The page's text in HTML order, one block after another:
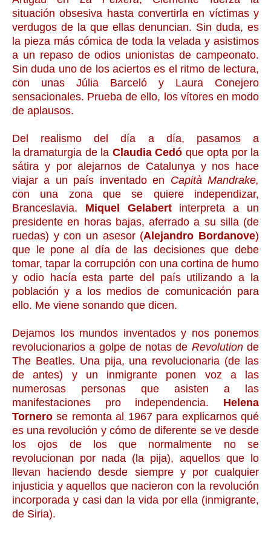
situación obsesiva hasta convertirla en víctimas y
verdugos de la que ellas denuncian. Sin duda, es
la pieza más cómica de toda la velada y asistimos
a un repaso de odios unionistas de campeonato.
Sin duda uno de los aciertos es el ritmo de lectura,
con unas Júlia Barceló y Laura Conejero
sensacionales. Prueba de ello, los vítores en modo
de aplausos.
Del realismo del día a día, pasamos a
la dramaturgia de la Claudia Cedó que opta por la
sátira y por alejarnos de Catalunya y nos hace
viajar a un país inventado en Capità Mandrake,
con una zona que se quiere independizar,
Branceslavia. Miquel Gelabertinterpreta a un
presidente en horas bajas, aferrado a su silla (de
ruedas) y con un asesor (Alejandro Bordanove)
que le pone al día de las decisiones que debe
tomar, tapar la corrupción con una cortina de humo
y odio hacía esta parte del país utilizando a la
población y a los medios de comunicación para
ello. Me viene sonando que dicen.
Dejamos los mundos inventados y nos ponemos
revolucionarios a golpe de notas de Revolutionde
The Beatles. Una pija, una revolucionaria (de las
de antes) y un inmigrante ponen voz a las
numerosas personas que asisten a las
manifestaciones pro independencia. Helena
Tornero se remonta al 1967 para explicarnos qué
es una revolución y cómo de diferente se ve desde
los ojos de los que normalmente no se
revolucionan por nada (la pija), aquellos que lo
llevan haciendo desde siempre y por cualquier
injusticia y aquellos que nacieron con la revolución
incorporada y casi dan la vida por ella (inmigrante,
de Siria).